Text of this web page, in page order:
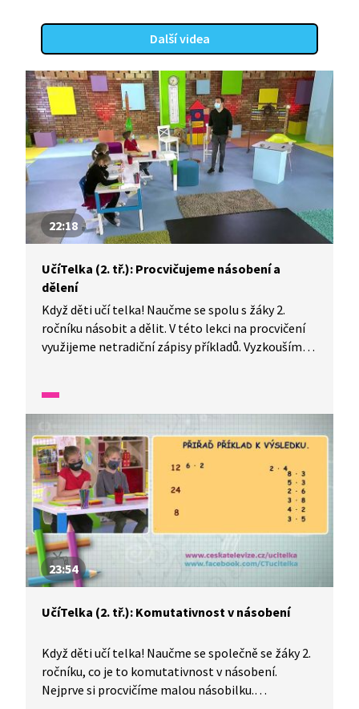
Další videa
22:18
UčíTelka (2. tř.): Procvičujeme násobení a
dělení
Když děti učí telka! Naučme se spolu s žáky 2.
ročníku násobit a dělit. V této lekci na procvičení
využijeme netradiční zápisy příkladů. Vyzkoušíme
na násobení mezi sebou.
23:54
UčíTelka (2. tř.): Komutativnost v násobení
Když děti učí telka! Naučme se společně se žáky 2.
ročníku, co je to komutativnost v násobení.
Nejprve si procvičíme malou násobilku.